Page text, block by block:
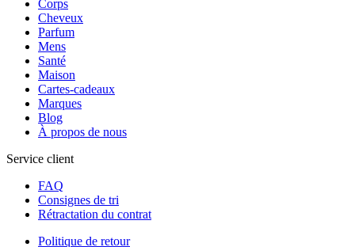
Corps
Cheveux
Parfum
Mens
Santé
Maison
Cartes-cadeaux
Marques
Blog
À propos de nous
Service client
FAQ
Consignes de tri
Rétractation du contrat
Politique de retour